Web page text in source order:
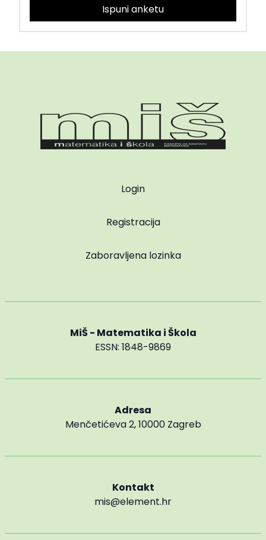
Ispuni anketu
Login
Registracija
Zaboravljena lozinka
MiŠ - Matematika i Škola
ESSN: 1848-9869
Adresa
Menčetićeva 2, 10000 Zagreb
Kontakt
mis@element.hr